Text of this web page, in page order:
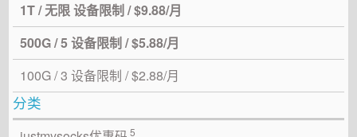
1T / 无限 设备限制 / $9.88/月
500G / 5 设备限制 / $5.88/月
100G / 3 设备限制 / $2.88/月
分类
5